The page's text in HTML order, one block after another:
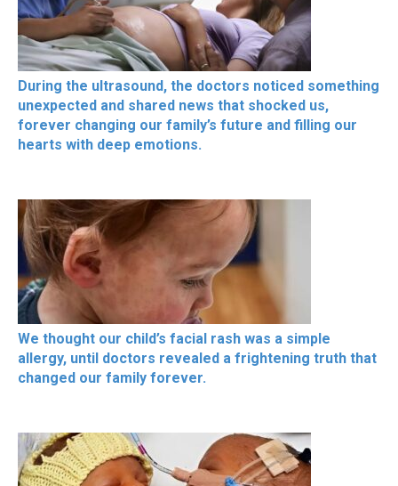
During the ultrasound, the doctors noticed something
unexpected and shared news that shocked us,
forever changing our family’s future and filling our
hearts with deep emotions.
We thought our child’s facial rash was a simple
allergy, until doctors revealed a frightening truth that
changed our family forever.